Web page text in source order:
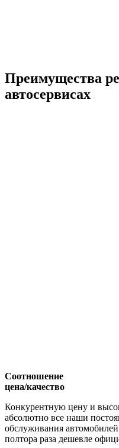
Преимущества
автосервисах
Соотношение
цена/качество
Конкурентную цену и
абсолютно все наши
обслуживания
полтора раза дешевле